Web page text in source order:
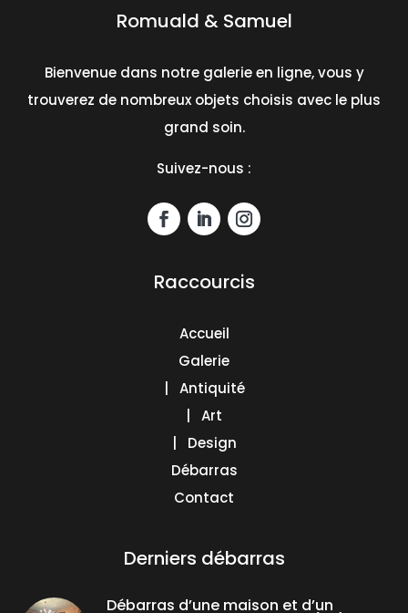
Romuald & Samuel
Bienvenue dans notre galerie en ligne, vous y
trouverez de nombreux objets choisis avec le plus
grand soin.
Suivez-nous :
Raccourcis
Accueil
Galerie
| Antiquité
| Art
| Design
Débarras
Contact
Derniers débarras
Débarras d’une maison et d’un